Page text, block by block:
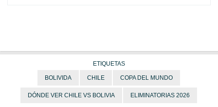
ETIQUETAS
BOLIVIDA CHILE COPA DEL MUNDO
DÓNDE VER CHILE VS BOLIVIA ELIMINATORIAS 2026